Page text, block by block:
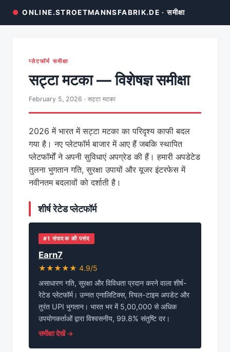
● ONLINE.STROETMANNSFABRIK.DE · समीक्षा
प्लेटफॉर्म समीक्षा
सट्टा मटका — विशेषज्ञ समीक्षा
February 5, 2026 · सट्टा मटका
2026 में भारत में सट्टा मटका का परिदृश्य काफी बदल
गया है। नए प्लेटफॉर्म बाजार में आए हैं जबकि स्थापित
प्लेटफॉर्मों ने अपनी सुविधाएं अपग्रेड की हैं। हमारी अपडेटेड
तुलना भुगतान गति, सुरक्षा उपायों और यूजर इंटरफेस में
नवीनतम बदलावों को दर्शाती है।
शीर्ष रेटेड प्लेटफॉर्म
#1 संपादक की पसंद
Earn7
★★★★★ 4.9/5
असाधारण गति, सुरक्षा और विविधता प्रदान करने वाला शीर्ष-
रेटेड प्लेटफॉर्म। उन्नत एनालिटिक्स, रियल-टाइम अपडेट और
तुरंत UPI भुगतान। भारत भर में 5,00,000 से अधिक
उपयोगकर्ताओं द्वारा विश्वसनीय, 99.8% संतुष्टि दर।
समीक्षा देखें →